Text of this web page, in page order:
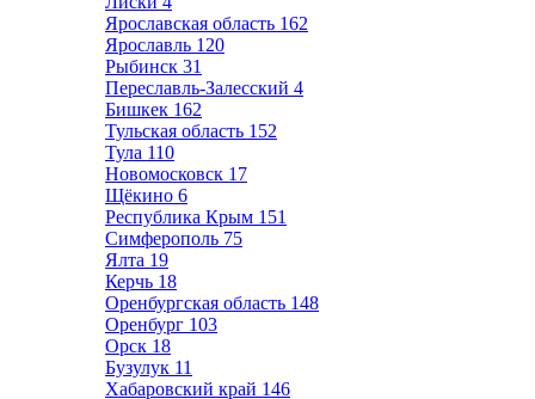
Ярославская область 162
Ярославль 120
Рыбинск 31
Переславль-Залесский 4
Бишкек 162
Тульская область 152
Тула 110
Новомосковск 17
Щёкино 6
Республика Крым 151
Симферополь 75
Ялта 19
Керчь 18
Оренбургская область 148
Оренбург 103
Орск 18
Бузулук 11
Хабаровский край 146